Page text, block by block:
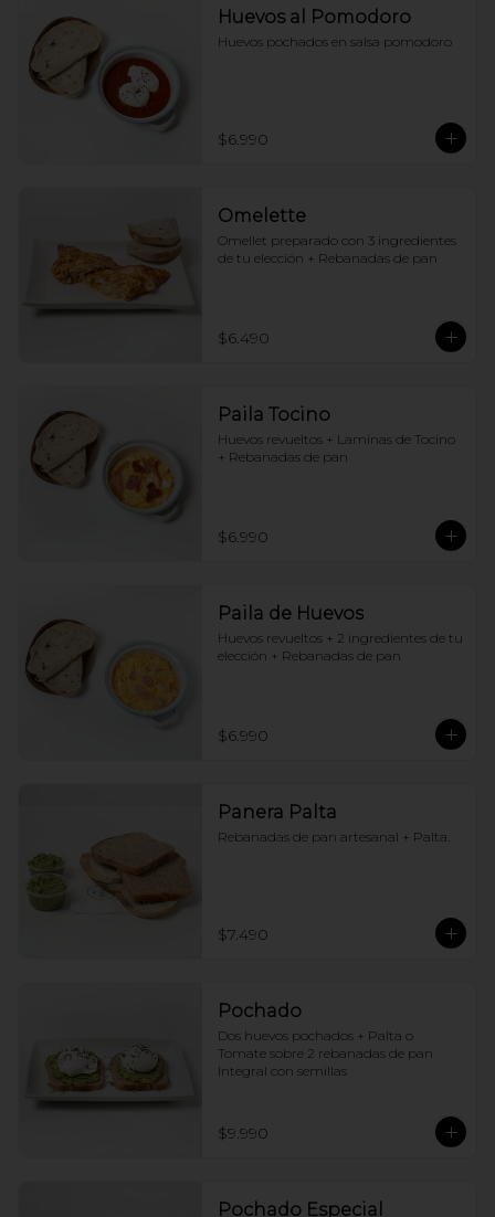
Huevos al Pomodoro
Huevos pochados en salsa pomodoro
$6.990
Omelette
Omellet preparado con 3 ingredientes
de tu elección + Rebanadas de pan
$6.490
Paila Tocino
Huevos revueltos + Laminas de Tocino
+ Rebanadas de pan
$6.990
Paila de Huevos
Huevos revueltos + 2 ingredientes de tu
elección + Rebanadas de pan
$6.990
Panera Palta
Rebanadas de pan artesanal + Palta.
$7.490
Pochado
Dos huevos pochados + Palta o
Tomate sobre 2 rebanadas de pan
Integral con semillas
$9.990
Pochado Especial